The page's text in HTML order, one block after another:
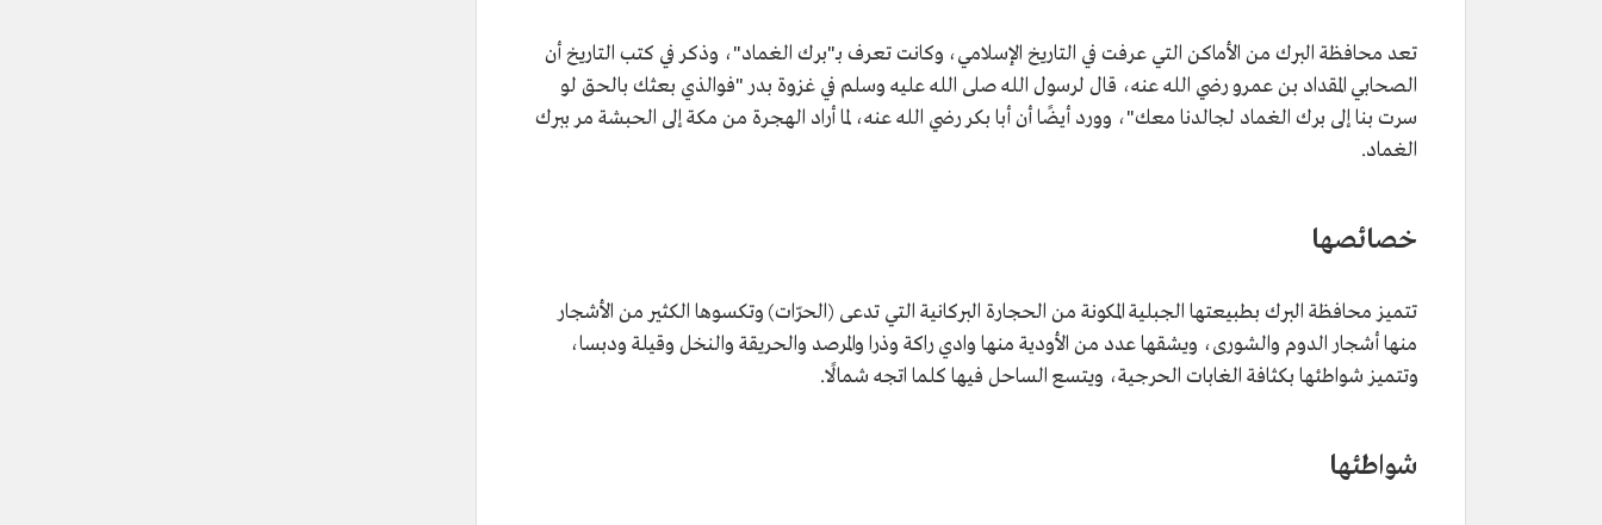
تعد محافظة البرك من الأماكن التي عرفت في التاريخ الإسلامي، وكانت تعرف بـ"برك الغماد"، وذكر في كتب التاريخ أن
الصحابي المقداد بن عمرو رضي الله عنه، قال لرسول الله صلى الله عليه وسلم في غزوة بدر "فوالذي بعثك بالحق لو
سرت بنا إلى برك الغماد لجالدنا معك"، وورد أيضًا أن أبا بكر رضي الله عنه، لما أراد الهجرة من مكة إلى الحبشة مر ببرك
الغماد.
خصائصها
تتميز محافظة البرك بطبيعتها الجبلية المكونة من الحجارة البركانية التي تدعى (الحرّات) وتكسوها الكثير من الأشجار
منها أشجار الدوم والشورى، ويشقها عدد من الأودية منها وادي راكة وذرا والمرصد والحريقة والنخل وقيلة ودبسا،
وتتميز شواطئها بكثافة الغابات الحرجية، ويتسع الساحل فيها كلما اتجه شمالًا.
شواطئها